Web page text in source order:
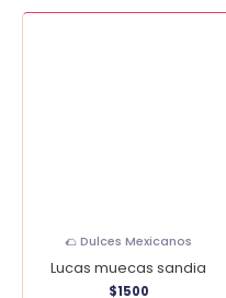
🌮 Dulces Mexicanos
Lucas muecas sandia
$1500